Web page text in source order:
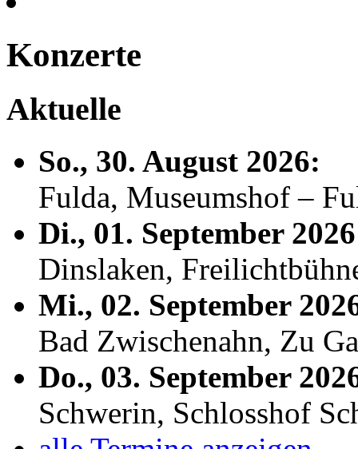
Konzerte
Aktuelle
So., 30. August 2026:
Fulda, Museumshof –
Di., 01. September
Dinslaken,
Mi., 02. September
Bad Zwischenahn, Zu
Do., 03. September
Schwerin, Schlosshof